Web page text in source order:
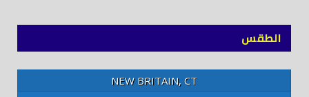
الطقس
NEW BRITAIN, CT